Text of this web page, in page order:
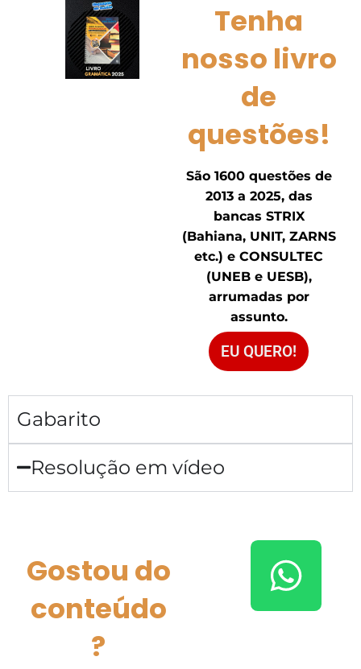
Tenha
nosso livro
de
questões!
São 1600 questões de
2013 a 2025, das
bancas STRIX
(Bahiana, UNIT, ZARNS
etc.) e CONSULTEC
(UNEB e UESB),
arrumadas por
assunto.
EU QUERO!
Gabarito
Resolução em vídeo
Gostou do
conteúdo
?